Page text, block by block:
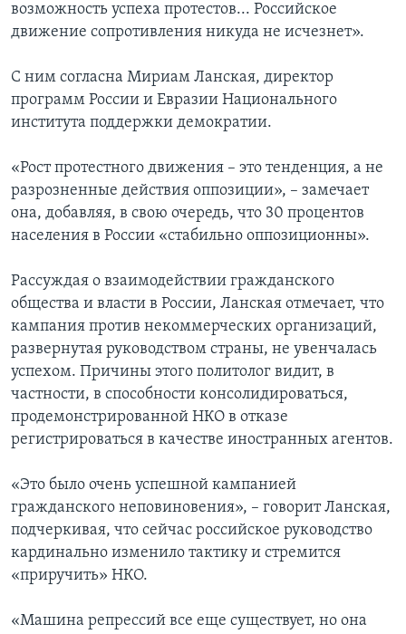
возможность успеха протестов... Российское
движение сопротивления никуда не исчезнет».
С ним согласна Мириам Ланская, директор
программ России и Евразии Национального
института поддержки демократии.
«Рост протестного движения – это тенденция, а не
разрозненные действия оппозиции», – замечает
она, добавляя, в свою очередь, что 30 процентов
населения в России «стабильно оппозиционны».
Рассуждая о взаимодействии гражданского
общества и власти в России, Ланская отмечает, что
кампания против некоммерческих организаций,
развернутая руководством страны, не увенчалась
успехом. Причины этого политолог видит, в
частности, в способности консолидироваться,
продемонстрированной НКО в отказе
регистрироваться в качестве иностранных агентов.
«Это было очень успешной кампанией
гражданского неповиновения», – говорит Ланская,
подчеркивая, что сейчас российское руководство
кардинально изменило тактику и стремится
«приручить» НКО.
«Машина репрессий все еще существует, но она